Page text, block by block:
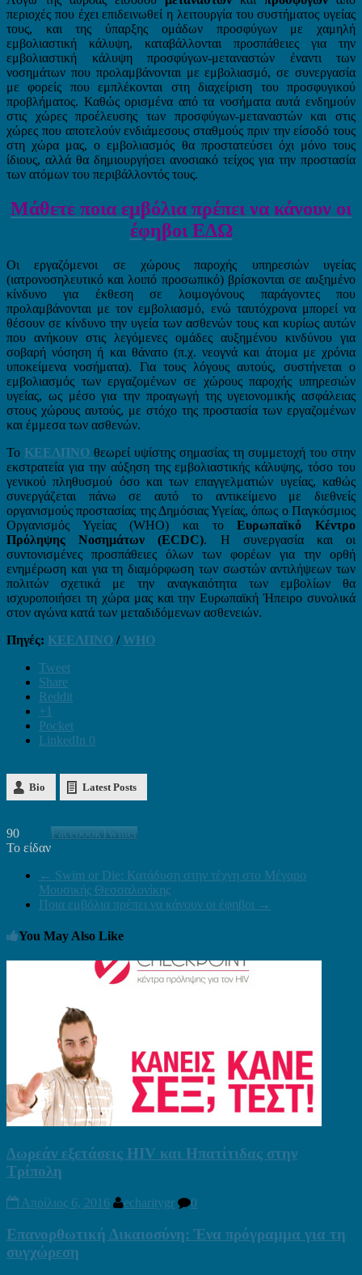
περιοχές που έχει επιδεινωθεί η λειτουργία του συστήματος υγείας
τους, και της ύπαρξης ομάδων προσφύγων με χαμηλή
εμβολιαστική κάλυψη, καταβάλλονται προσπάθειες για την
εμβολιαστική κάλυψη προσφύγων-μεταναστών έναντι των
νοσημάτων που προλαμβάνονται με εμβολιασμό, σε συνεργασία
με φορείς που εμπλέκονται στη διαχείριση του προσφυγικού
προβλήματος. Καθώς ορισμένα από τα νοσήματα αυτά ενδημούν
στις χώρες προέλευσης των προσφύγων-μεταναστών και στις
χώρες που αποτελούν ενδιάμεσους σταθμούς πριν την είσοδό τους
στη χώρα μας, ο εμβολιασμός θα προστατεύσει όχι μόνο τους
ίδιους, αλλά θα δημιουργήσει ανοσιακό τείχος για την προστασία
των ατόμων του περιβάλλοντός τους.
Μάθετε ποια εμβόλια πρέπει να κάνουν οι
έφηβοι ΕΔΩ
Οι εργαζόμενοι σε χώρους παροχής υπηρεσιών υγείας
(ιατρονοσηλευτικό και λοιπό προσωπικό) βρίσκονται σε αυξημένο
κίνδυνο για έκθεση σε λοιμογόνους παράγοντες που
προλαμβάνονται με τον εμβολιασμό, ενώ ταυτόχρονα μπορεί να
θέσουν σε κίνδυνο την υγεία των ασθενών τους και κυρίως αυτών
που ανήκουν στις λεγόμενες ομάδες αυξημένου κινδύνου για
σοβαρή νόσηση ή και θάνατο (π.χ. νεογνά και άτομα με χρόνια
υποκείμενα νοσήματα). Για τους λόγους αυτούς, συστήνεται ο
εμβολιασμός των εργαζομένων σε χώρους παροχής υπηρεσιών
υγείας, ως μέσο για την προαγωγή της υγειονομικής ασφάλειας
στους χώρους αυτούς, με στόχο της προστασία των εργαζομένων
και έμμεσα των ασθενών.
Το ΚΕΕΛΠΝΟ θεωρεί υψίστης σημασίας τη συμμετοχή του στην
εκστρατεία για την αύξηση της εμβολιαστικής κάλυψης, τόσο του
γενικού πληθυσμού όσο και των επαγγελματιών υγείας, καθώς
συνεργάζεται πάνω σε αυτό το αντικείμενο με διεθνείς
οργανισμούς προστασίας της Δημόσιας Υγείας, όπως ο Παγκόσμιος
Οργανισμός Υγείας (WHO) και τοΕυρωπαϊκό Κέντρο
Πρόληψης Νοσημάτων (ECDC). Η συνεργασία και οι
συντονισμένες προσπάθειες όλων των φορέων για την ορθή
ενημέρωση και για τη διαμόρφωση των σωστών αντιλήψεων των
πολιτών σχετικά με την αναγκαιότητα των εμβολίων θα
ισχυροποιήσει τη χώρα μας και την Ευρωπαϊκή Ήπειρο συνολικά
στον αγώνα κατά των μεταδιδόμενων ασθενειών.
Πηγές: ΚΕΕΛΠΝΟ / WHO
Tweet
Share
Reddit
+1
Pocket
LinkedIn 0
Bio Latest Posts
90
Το είδαν
FacebookTwitter
← Swim or Die: Κατάδυση στην τέχνη στο Μέγαρο
Μουσικής Θεσσαλονίκης
Ποια εμβόλια πρέπει να κάνουν οι έφηβοι →
You May Also Like
Δωρεάν εξετάσεις HIV και Ηπατίτιδας στην
Τρίπολη
Απρίλιος 6, 2016 echaritygr 0
Επανορθωτική Δικαιοσύνη: Ένα πρόγραμμα για τη
συγχώρεση